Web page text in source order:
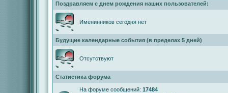
Поздравляем с днем рождения наших пользователей:
Именинников сегодня нет
Будущие календарные события (в пределах 5 дней)
Отсутствуют
Статистика форума
На форуме сообщений: 17484